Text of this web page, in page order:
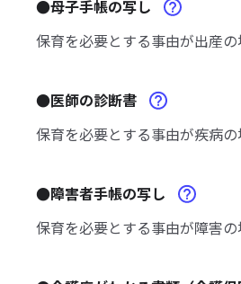
●母子手帳の写し
保育を必要とする事由が出産の
●医師の診断書
保育を必要とする事由が疾病の
●障害者手帳の写し
保育を必要とする事由が障害の